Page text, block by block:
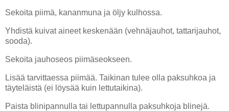
Sekoita piimä, kananmuna ja öljy kulhossa.
Yhdistä kuivat aineet keskenään (vehnäjauhot, tattarijauhot,
sooda).
Sekoita jauhoseos piimäseokseen.
Lisää tarvittaessa piimää. Taikinan tulee olla paksuhkoa ja
täyteläistä (ei löysää kuin lettutaikina).
Paista blinipannulla tai lettupannulla paksuhkoja blinejä.